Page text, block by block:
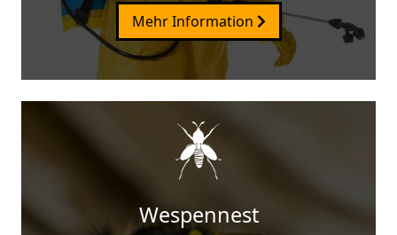
Mehr Information
Wespennest